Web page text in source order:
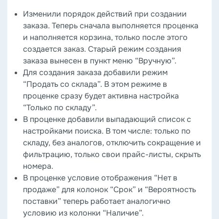
Изменили порядок действий при создании
заказа. Теперь сначала выполняется проценка
и наполняется корзина, только после этого
создается заказ. Старый режим создания
заказа вынесен в пункт меню “Вручную”.
Для создания заказа добавили режим
“Продать со склада”. В этом режиме в
проценке сразу будет активна настройка
“Только по складу”.
В проценке добавили выпадающий список с
настройками поиска. В том числе: только по
складу, без аналогов, отключить сокращение и
фильтрацию, только свои прайс-листы, скрыть
номера.
В проценке условие отображения “Нет в
продаже” для колонок “Срок” и “Вероятность
поставки” теперь работает аналогично
условию из колонки “Наличие”.